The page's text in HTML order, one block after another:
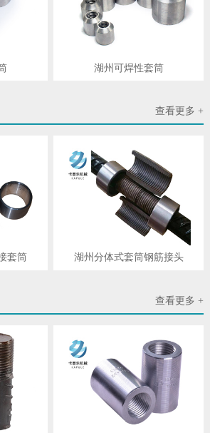
湖州可焊性套筒
查看更多 +
套筒 湖州分体式套筒钢筋接头
查看更多 +